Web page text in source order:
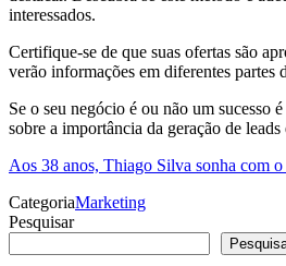
interessados.
Certifique-se de que suas ofertas são
verão informações em diferentes partes
Se o seu negócio é ou não um sucesso
sobre a importância da geração de
Aos 38 anos, Thiago Silva sonha com
CategoriaMarketing
Pesquisar